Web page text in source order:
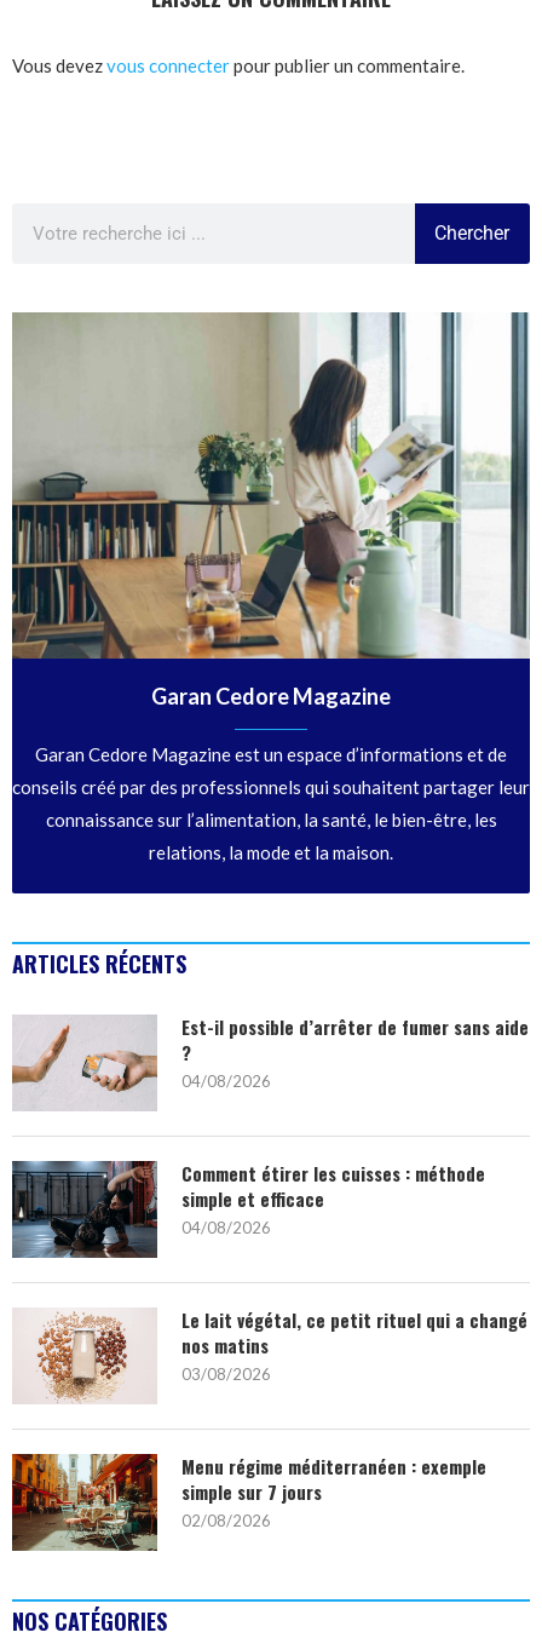
Vous devezvous connecterpour publier un commentaire.
Chercher
Garan Cedore Magazine
Garan Cedore Magazine est un espace d’informations et de
conseils créé par des professionnels qui souhaitent partager leur
connaissance sur l’alimentation, la santé, le bien-être, les
relations, la mode et la maison.
ARTICLES RÉCENTS
Est-il possible d’arrêter de fumer sans aide
?
04/08/2026
Comment étirer les cuisses : méthode
simple et efficace
04/08/2026
Le lait végétal, ce petit rituel qui a changé
nos matins
03/08/2026
Menu régime méditerranéen : exemple
simple sur 7 jours
02/08/2026
NOS CATÉGORIES